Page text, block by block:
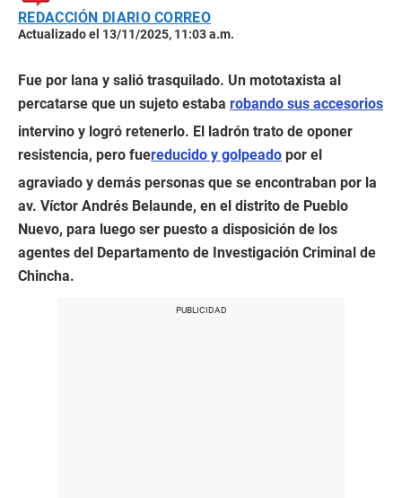
REDACCIÓN DIARIO CORREO
Actualizado el 13/11/2025, 11:03 a.m.
Fue por lana y salió trasquilado. Un mototaxista al
percatarse que un sujeto estaba robando sus accesorios
intervino y logró retenerlo. El ladrón trato de oponer
resistencia, pero fuereducido y golpeado por el
agraviado y demás personas que se encontraban por la
av. Víctor Andrés Belaunde, en el distrito de Pueblo
Nuevo, para luego ser puesto a disposición de los
agentes del Departamento de Investigación Criminal de
Chincha.